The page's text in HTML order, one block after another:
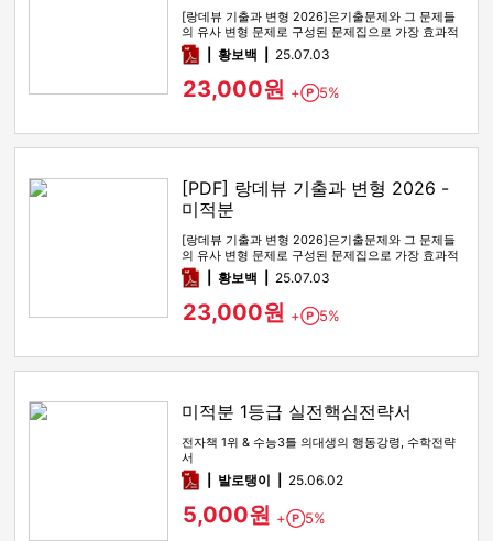
[랑데뷰 기출과 변형 2026]은기출문제와 그 문제들
의 유사 변형 문제로 구성된 문제집으로 가장 효과적
인 기출문제 공부 방법…
pdf황보백 25.07.03
23,000원 + Point
5%
[PDF] 랑데뷰 기출과 변형 2026 -
미적분
[랑데뷰 기출과 변형 2026]은기출문제와 그 문제들
의 유사 변형 문제로 구성된 문제집으로 가장 효과적
인 기출문제 공부 방법…
pdf황보백 25.07.03
23,000원 + Point
5%
미적분 1등급 실전핵심전략서
전자책 1위 & 수능3틀 의대생의 행동강령, 수학전략
서
pdf발로탱이 25.06.02
5,000원 + Point
5%